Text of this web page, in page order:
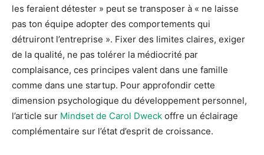
les feraient détester » peut se transposer à « ne laisse
pas ton équipe adopter des comportements qui
détruiront l’entreprise ». Fixer des limites claires, exiger
de la qualité, ne pas tolérer la médiocrité par
complaisance, ces principes valent dans une famille
comme dans une startup. Pour approfondir cette
dimension psychologique du développement personnel,
l’article sur Mindset de Carol Dweck offre un éclairage
complémentaire sur l’état d’esprit de croissance.